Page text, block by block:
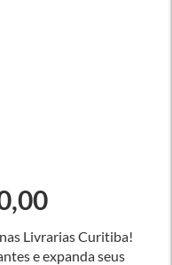
Livrarias Curitiba!
e expanda seus